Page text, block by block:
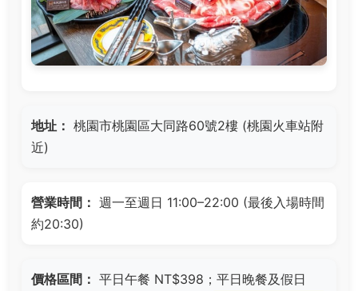
地址： 桃園市桃園區大同路60號2樓 (桃園火車站附
近)
營業時間： 週一至週日 11:00–22:00 (最後入場時間
約20:30)
價格區間： 平日午餐 NT$398；平日晚餐及假日